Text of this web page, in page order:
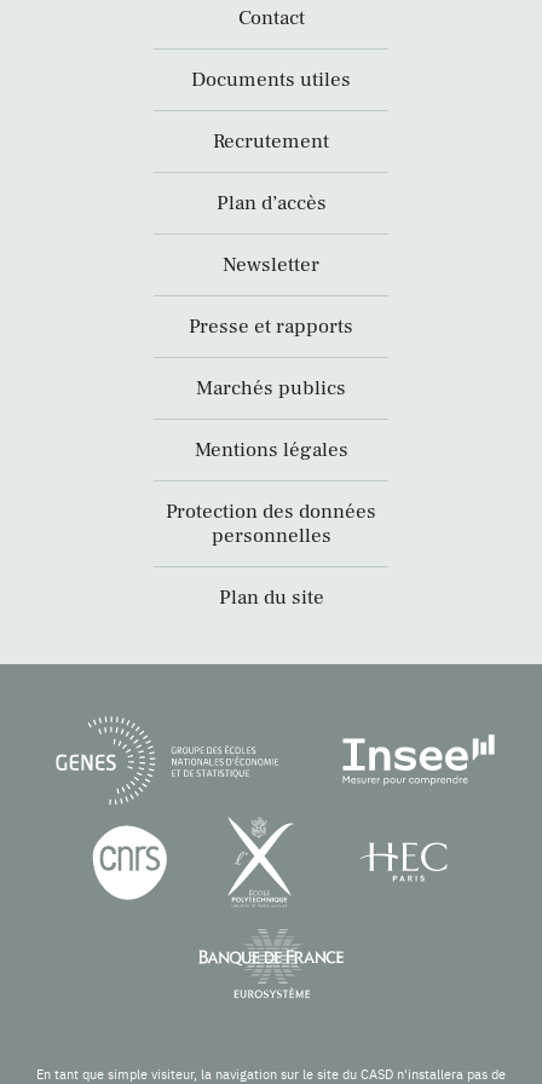
Contact
Documents utiles
Recrutement
Plan d’accès
Newsletter
Presse et rapports
Marchés publics
Mentions légales
Protection des données
personnelles
Plan du site
En tant que simple visiteur, la navigation sur le site du CASD n'installera pas de